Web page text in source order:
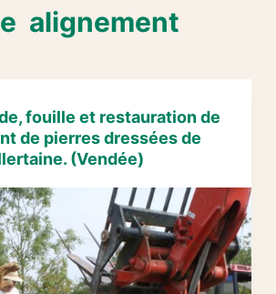
alignement
fouille et restauration de
de pierres dressées de
(Vendée)